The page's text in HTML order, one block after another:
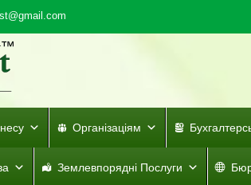
Організаціям
Землевпорядні Послуги